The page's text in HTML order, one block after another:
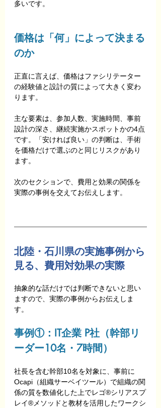
多いです。
価格は「何」によって決まる
のか
正直に言えば、価格はファシリテーター
の経験値と設計の質によって大きく変わ
ります。
主な要素は、参加人数、実施時間、事前
設計の深さ、継続実施かスポットかの4点
です。「安ければ良い」の判断は、手術
を価格だけで選ぶのと同じリスクがあり
ます。
次のセクションで、費用と効果の関係を
実際の事例を交えてお伝えします。
北陸・石川県の実施事例から
見る、費用対効果の実際
抽象的な話だけでは判断できないと思い
ますので、実際の事例からお伝えしま
す。
事例①：IT企業 P社（幹部リ
ーダー10名・7時間）
社長を含む幹部10名を対象に、事前に
Ocapi（組織サーベイツール）で組織の関
係の質を数値化した上でレゴ®シリアスプ
レイ®メソッドと教材を活用したワークシ